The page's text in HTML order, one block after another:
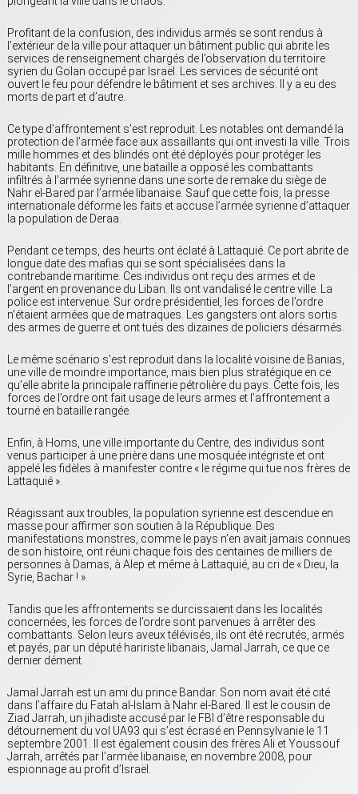
Profitant de la confusion, des individus armés se sont rendus à
l’extérieur de la ville pour attaquer un bâtiment public qui abrite les
services de renseignement chargés de l’observation du territoire
syrien du Golan occupé par Israël. Les services de sécurité ont
ouvert le feu pour défendre le bâtiment et ses archives. Il y a eu des
morts de part et d’autre.
Ce type d’affrontement s’est reproduit. Les notables ont demandé la
protection de l’armée face aux assaillants qui ont investi la ville. Trois
mille hommes et des blindés ont été déployés pour protéger les
habitants. En définitive, une bataille a opposé les combattants
infiltrés à l’armée syrienne dans une sorte de remake du siège de
Nahr el-Bared par l’armée libanaise. Sauf que cette fois, la presse
internationale déforme les faits et accuse l’armée syrienne d’attaquer
la population de Deraa.
Pendant ce temps, des heurts ont éclaté à Lattaquié. Ce port abrite de
longue date des mafias qui se sont spécialisées dans la
contrebande maritime. Ces individus ont reçu des armes et de
l’argent en provenance du Liban. Ils ont vandalisé le centre ville. La
police est intervenue. Sur ordre présidentiel, les forces de l’ordre
n’étaient armées que de matraques. Les gangsters ont alors sortis
des armes de guerre et ont tués des dizaines de policiers désarmés.
Le même scénario s’est reproduit dans la localité voisine de Banias,
une ville de moindre importance, mais bien plus stratégique en ce
qu’elle abrite la principale raffinerie pétrolière du pays. Cette fois, les
forces de l’ordre ont fait usage de leurs armes et l’affrontement a
tourné en bataille rangée.
Enfin, à Homs, une ville importante du Centre, des individus sont
venus participer à une prière dans une mosquée intégriste et ont
appelé les fidèles à manifester contre « le régime qui tue nos frères de
Lattaquié ».
Réagissant aux troubles, la population syrienne est descendue en
masse pour affirmer son soutien à la République. Des
manifestations monstres, comme le pays n’en avait jamais connues
de son histoire, ont réuni chaque fois des centaines de milliers de
personnes à Damas, à Alep et même à Lattaquié, au cri de « Dieu, la
Syrie, Bachar ! ».
Tandis que les affrontements se durcissaient dans les localités
concernées, les forces de l’ordre sont parvenues à arrêter des
combattants. Selon leurs aveux télévisés, ils ont été recrutés, armés
et payés, par un député haririste libanais, Jamal Jarrah, ce que ce
dernier dément.
Jamal Jarrah est un ami du prince Bandar. Son nom avait été cité
dans l’affaire du Fatah al-Islam à Nahr el-Bared. Il est le cousin de
Ziad Jarrah, un jihadiste accusé par le FBI d’être responsable du
détournement du vol UA93 qui s’est écrasé en Pennsylvanie le 11
septembre 2001. Il est également cousin des frères Ali et Youssouf
Jarrah, arrêtés par l’armée libanaise, en novembre 2008, pour
espionnage au profit d’Israël.